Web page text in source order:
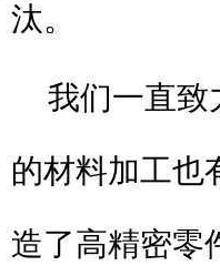
汰。
我们一直致
的材料加工也
造了高精密零